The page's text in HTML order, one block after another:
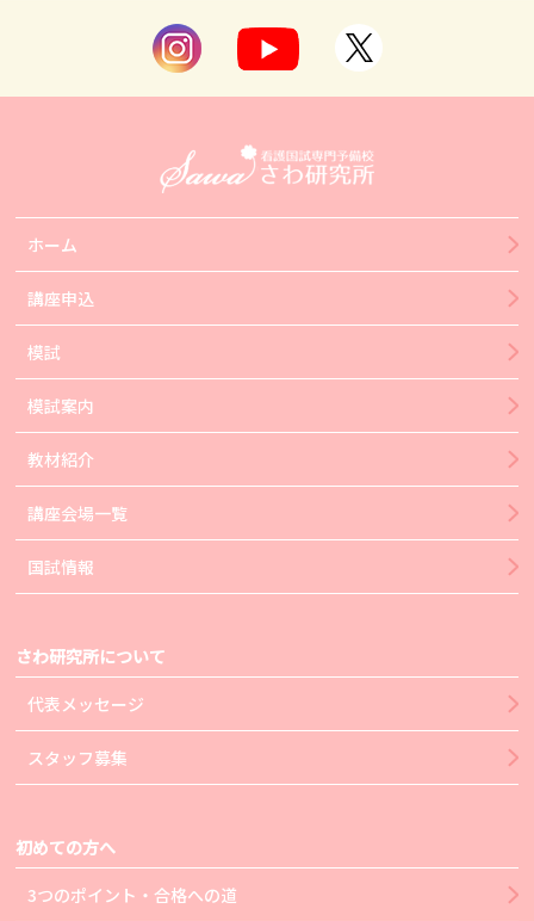
ホーム
講座申込
模試
模試案内
教材紹介
講座会場一覧
国試情報
さわ研究所について
代表メッセージ
スタッフ募集
初めての方へ
3つのポイント・合格への道